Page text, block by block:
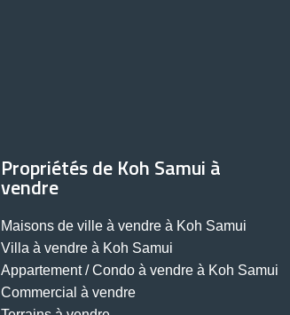
Propriétés de Koh Samui à
vendre
Maisons de ville à vendre à Koh Samui
Villa à vendre à Koh Samui
Appartement / Condo à vendre à Koh Samui
Commercial à vendre